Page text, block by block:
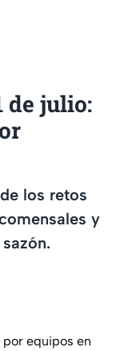
de julio:
los retos
y
por equipos en